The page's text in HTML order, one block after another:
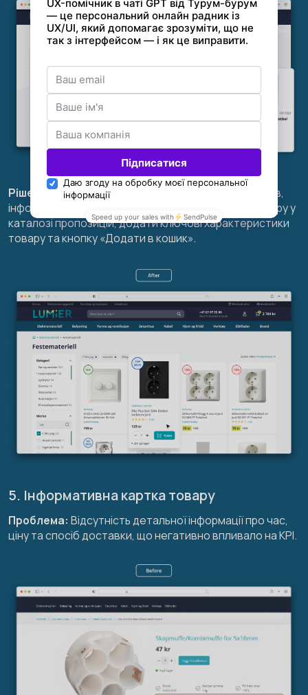
Рішення:Відображати загальний рейтинг продуктів,
інформацію про акції та розпродаж на картках товару у
каталозі пропозицій, додати ключові характеристики
товару та кнопку «Додати в кошик».
5. Інформативна картка товару
Проблема: Відсутність детальної інформації про час,
ціну та спосіб доставки, що негативно впливало на KPI.